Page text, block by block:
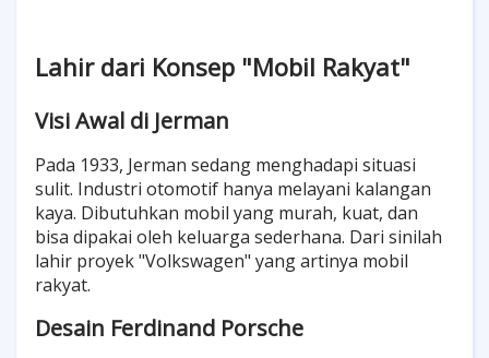
Lahir dari Konsep "Mobil Rakyat"
Visi Awal di Jerman
Pada 1933, Jerman sedang menghadapi situasi
sulit. Industri otomotif hanya melayani kalangan
kaya. Dibutuhkan mobil yang murah, kuat, dan
bisa dipakai oleh keluarga sederhana. Dari sinilah
lahir proyek "Volkswagen" yang artinya mobil
rakyat.
Desain Ferdinand Porsche